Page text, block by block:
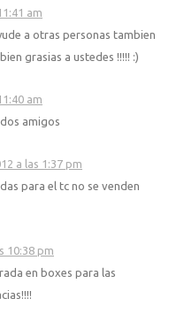
am
a otras personas tambien
grasias a ustedes !!!!! :)
am
amigos
a las 1:37 pm
para el tc no se venden
10:38 pm
en boxes para las